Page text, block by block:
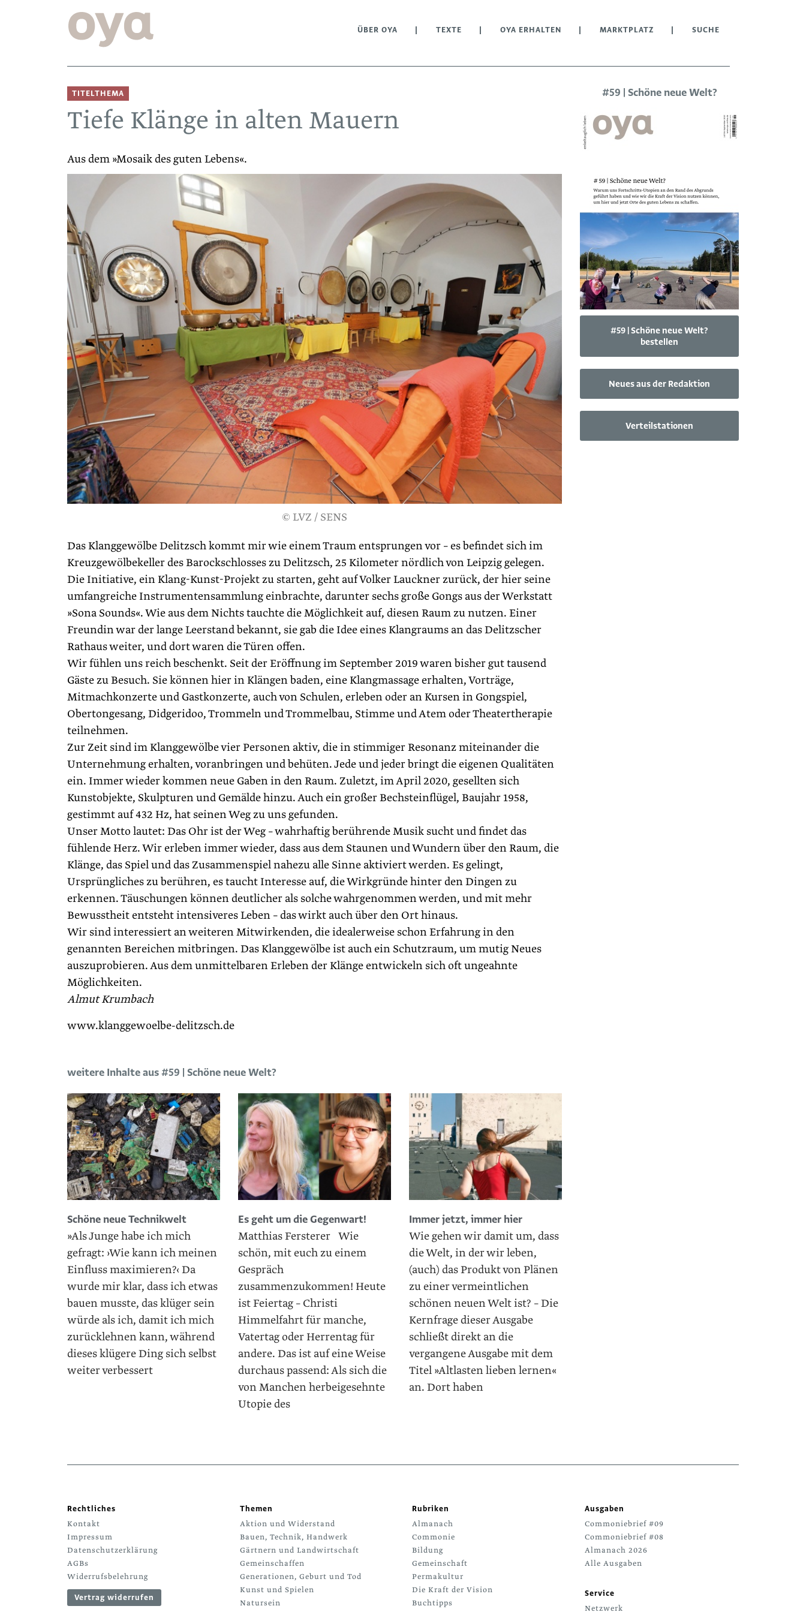
ÜBER OYA TEXTE OYA ERHALTEN MARKTPLATZ SUCHE
TITELTHEMA
Tiefe Klänge in alten Mauern
Aus dem »Mosaik des guten Lebens«.
© LVZ / SENS
Das Klanggewölbe Delitzsch kommt mir wie einem Traum entsprungen vor – es befindet sich im
Kreuzgewölbekeller des Barockschlosses zu Delitzsch, 25 Kilometer nördlich von Leipzig gelegen.
Die Initiative, ein Klang-Kunst-Projekt zu starten, geht auf Volker Lauckner zurück, der hier seine
umfangreiche Instrumentensammlung einbrachte, darunter sechs große Gongs aus der Werkstatt
»Sona Sounds«. Wie aus dem Nichts tauchte die Möglichkeit auf, diesen Raum zu nutzen. Einer
Freundin war der lange Leerstand bekannt, sie gab die Idee eines Klangraums an das Delitzscher
Rathaus weiter, und dort waren die Türen offen.
Wir fühlen uns reich beschenkt. Seit der Eröffnung im September 2019 waren bisher gut tausend
Gäste zu Besuch. Sie können hier in Klängen baden, eine Klangmassage erhalten, Vorträge,
Mitmachkonzerte und Gastkonzerte, auch von Schulen, erleben oder an Kursen in Gongspiel,
Obertongesang, Didgeridoo, Trommeln und Trommelbau, Stimme und Atem oder Theatertherapie
teilnehmen.
Zur Zeit sind im Klanggewölbe vier Personen aktiv, die in stimmiger Resonanz miteinander die
Unternehmung erhalten, voranbringen und behüten. Jede und jeder bringt die eigenen Qualitäten
ein. Immer wieder kommen neue Gaben in den Raum. Zuletzt, im April 2020, gesellten sich
Kunstobjekte, Skulpturen und Gemälde hinzu. Auch ein großer Bechsteinflügel, Baujahr 1958,
gestimmt auf 432 Hz, hat seinen Weg zu uns gefunden.
Unser Motto lautet: Das Ohr ist der Weg – wahrhaftig berührende Musik sucht und findet das
fühlende Herz. Wir erleben immer wieder, dass aus dem Staunen und Wundern über den Raum, die
Klänge, das Spiel und das Zusammenspiel nahezu alle Sinne aktiviert werden. Es gelingt,
Ursprüngliches zu berühren, es taucht Interesse auf, die Wirkgründe hinter den Dingen zu
erkennen. Täuschungen können deutlicher als solche wahrgenommen werden, und mit mehr
Bewusstheit entsteht intensiveres Leben – das wirkt auch über den Ort hinaus.
Wir sind interessiert an weiteren Mitwirkenden, die idealerweise schon Erfahrung in den
genannten Bereichen mitbringen. Das Klanggewölbe ist auch ein Schutzraum, um mutig Neues
auszuprobieren. Aus dem unmittelbaren Erleben der Klänge ent­wickeln sich oft ungeahnte
Möglichkeiten.
Almut Krumbach
www.klanggewoelbe-delitzsch.de
weitere Inhalte aus #59 | Schöne neue Welt?
Schöne neue Technikwelt
»Als Junge habe ich mich
gefragt: ›Wie kann ich meinen
Einfluss maximieren?‹ Da
wurde mir klar, dass ich etwas
bauen musste, das klüger sein
würde als ich, damit ich mich
zurücklehnen kann, während
dieses klügere Ding sich selbst
weiter verbessert
Es geht um die Gegenwart!
Matthias Fersterer Wie
schön, mit euch zu einem
Gespräch
zusammenzukommen! Heute
ist Feiertag – Christi
Himmelfahrt für manche,
Vatertag oder Herrentag für
andere. Das ist auf eine Weise
durchaus passend: Als sich die
von Manchen herbeigesehnte
Utopie des
Immer jetzt, immer hier
Wie gehen wir damit um, dass
die Welt, in der wir leben,
(auch) das Produkt von Plänen
zu einer vermeintlichen
schönen neuen Welt ist? – Die
Kernfrage dieser Ausgabe
schließt direkt an die
vergangene Ausgabe mit dem
Titel »Altlasten lieben lernen«
an. Dort haben
#59 | Schöne neue Welt?
#59 | Schöne neue Welt?
bestellen
Neues aus der Redaktion
Verteilstationen
Rechtliches
Kontakt
Impressum
Datenschutzerklärung
AGBs
Widerrufsbelehrung
Vertrag widerrufen
Themen
Aktion und Widerstand
Bauen, Technik, Handwerk
Gärtnern und Landwirtschaft
Gemeinschaffen
Generationen, Geburt und Tod
Kunst und Spielen
Natursein
Rubriken
Almanach
Commonie
Bildung
Gemeinschaft
Permakultur
Die Kraft der Vision
Buchtipps
Ausgaben
Commoniebrief #09
Commoniebrief #08
Almanach 2026
Alle Ausgaben
Service
Netzwerk